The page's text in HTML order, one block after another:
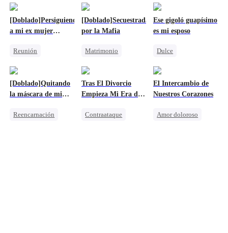
[Doblado]Persiguiendo
a mi ex mujer
Reunión
[Doblado]Secuestrada
por la Mafia
Matrimonio
Amor Después Del Matrimonio
Ese gigoló guapísimo
es mi esposo
Dulce
Amnesia
[Doblado]Quitando
la máscara de mi
Reencarnación
Tras El Divorcio
Empieza Mi Era de
Contraataque
El Intercambio de
Nuestros Corazones
Amor doloroso